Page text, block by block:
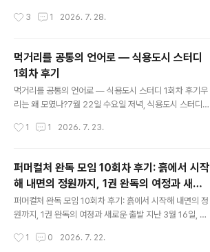
이 깊게..
20주년을 준비하는 전환위원회를 구성했습니다. 단순히 1
라, 새로운 10년 혹은 20년을 위해 단체의 발전방향, 도시
농업운동의 방향성과 이를 위한 운영체계의 전환적인 구상
을 준비하기 위해서입니다. 지난 1년간은 이를 위해 함께
공부해야 할 '전환'과 '생태철학' 등에 대해 공부하는 시간
이었습니다. 그리고 올해는 본격적인 논의를 하려고 준비
수련회를 올해는 '전환워크샵'이라는 주제를 가지고, 간부
3 1 2026. 7. 28.
먹거리를 공통의 언어로 — 식용도시 스터디
1회차 후기
먹거리를 공통의 언어로 — 식용도시 스터디 1회차 후기우
리는 왜 모였나?7월 22일 수요일 저녁, 식용도시 스터디
둘러앉았고, 화면 너머 온라인으로도 여러 지역의 활동가
마음에 남는 이 단어 하나에 이끌려 각자의 자리에서 접속
한 셈입니다. 진행을 맡은 아메바(김충기, 인천도시농업네
트워크 대표)는 이 스터디의 성격을 처음부터 분명히 했습
니다. "누가 발제를 하고 공부를 시키는 자리가 아니라, 책
게 할 것인가를 함께 고민하는 자리"라는 것이었습니다. 책
1 1 2026. 7. 23.
퍼머컬처 완독 모임 10회차 후기: 흙에서 시작
해 내면의 정원까지, 1권 완독의 여정과 새로
운 출발
퍼머컬처 완독 모임 10회차 후기: 흙에서 시작해 내면의 정
원까지, 1권 완독의 여정과 새로운 출발 지난 3월 16일, 아
매뉴얼 완독 모임 〈Vivre Avec La Terre〉 1권 함께 읽기
1 0 2026. 7. 22.